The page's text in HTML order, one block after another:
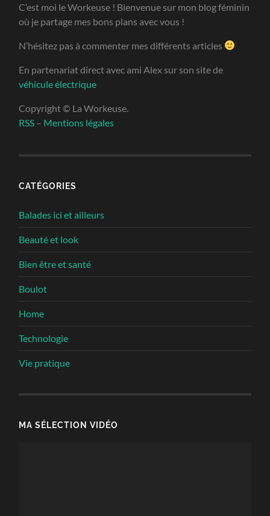
C’est moi le Workeuse ! Bienvenue sur mon blog féminin
où je partage mes bons plans avec vous !
N’hésitez pas à commenter mes différents articles
En partenariat direct avec ami Alex sur son site de
véhicule électrique
Copyright © La Workeuse.
RSS – Mentions légales
CATÉGORIES
Balades ici et ailleurs
Beauté et look
Bien être et santé
Boulot
Home
Technologie
Vie pratique
MA SÉLECTION VIDÉO